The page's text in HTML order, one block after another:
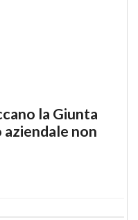
la Giunta
non